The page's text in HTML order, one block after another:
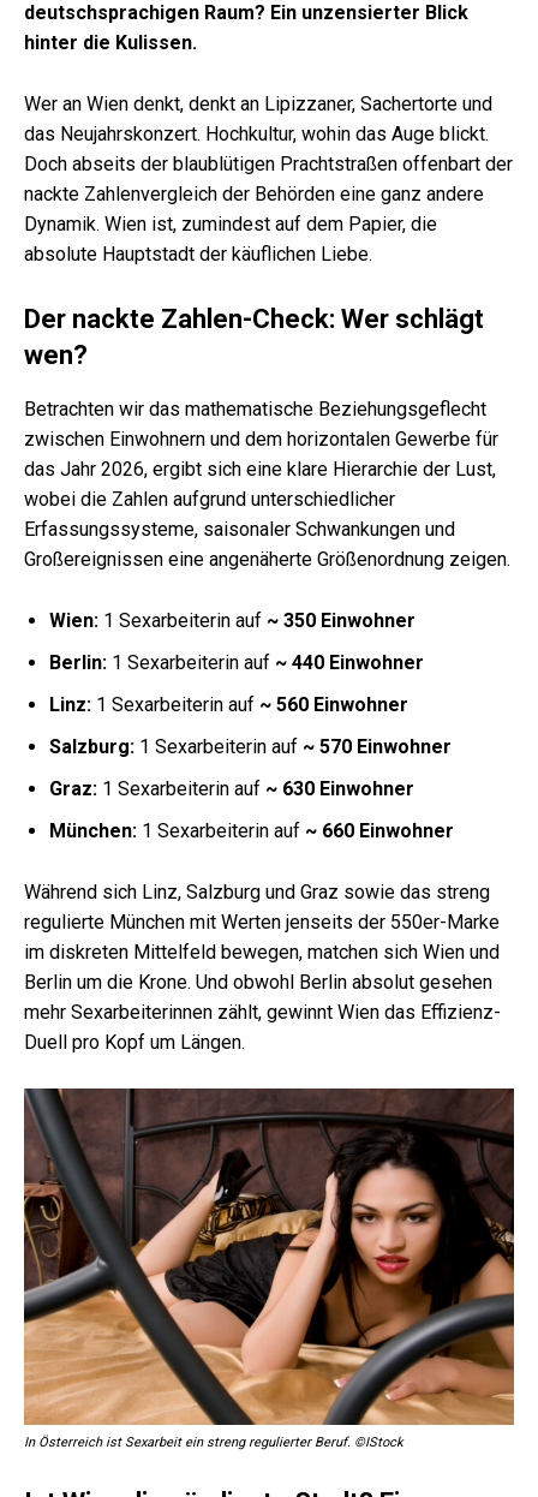
deutschsprachigen Raum? Ein unzensierter Blick
hinter die Kulissen.
Wer an Wien denkt, denkt an Lipizzaner, Sachertorte und
das Neujahrskonzert. Hochkultur, wohin das Auge blickt.
Doch abseits der blaublütigen Prachtstraßen offenbart der
nackte Zahlenvergleich der Behörden eine ganz andere
Dynamik. Wien ist, zumindest auf dem Papier, die
absolute Hauptstadt der käuflichen Liebe.
Der nackte Zahlen-Check: Wer schlägt
wen?
Betrachten wir das mathematische Beziehungsgeflecht
zwischen Einwohnern und dem horizontalen Gewerbe für
das Jahr 2026, ergibt sich eine klare Hierarchie der Lust,
wobei die Zahlen aufgrund unterschiedlicher
Erfassungssysteme, saisonaler Schwankungen und
Großereignissen eine angenäherte Größenordnung zeigen.
Wien: 1 Sexarbeiterin auf ~ 350 Einwohner
Berlin: 1 Sexarbeiterin auf ~ 440 Einwohner
Linz: 1 Sexarbeiterin auf ~ 560 Einwohner
Salzburg: 1 Sexarbeiterin auf ~ 570 Einwohner
Graz: 1 Sexarbeiterin auf ~ 630 Einwohner
München: 1 Sexarbeiterin auf ~ 660 Einwohner
Während sich Linz, Salzburg und Graz sowie das streng
regulierte München mit Werten jenseits der 550er-Marke
im diskreten Mittelfeld bewegen, matchen sich Wien und
Berlin um die Krone. Und obwohl Berlin absolut gesehen
mehr Sexarbeiterinnen zählt, gewinnt Wien das Effizienz-
Duell pro Kopf um Längen.
In Österreich ist Sexarbeit ein streng regulierter Beruf. ©IStock